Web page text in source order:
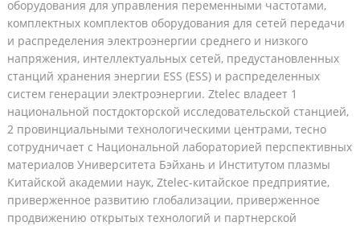
оборудования для управления переменными частотами,
комплектных комплектов оборудования для сетей передачи
и распределения электроэнергии среднего и низкого
напряжения, интеллектуальных сетей, предустановленных
станций хранения энергии ESS (ESS) и распределенных
систем генерации электроэнергии. Ztelec владеет 1
национальной постдокторской исследовательской станцией,
2 провинциальными технологическими центрами, тесно
сотрудничает с Национальной лабораторией перспективных
материалов Университета Бэйхань и Институтом плазмы
Китайской академии наук, Ztelec-китайское предприятие,
приверженное развитию глобализации, приверженное
продвижению открытых технологий и партнерской